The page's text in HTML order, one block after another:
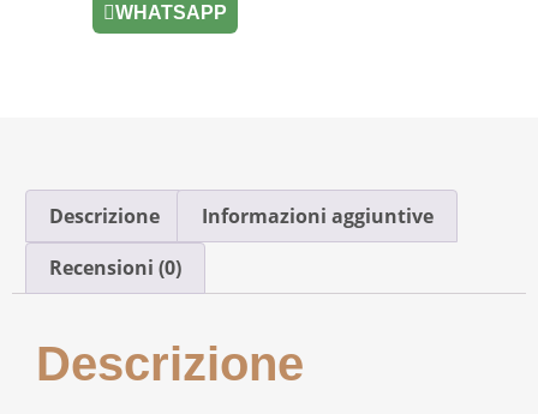
WHATSAPP
Descrizione
Informazioni aggiuntive
Recensioni (0)
Descrizione